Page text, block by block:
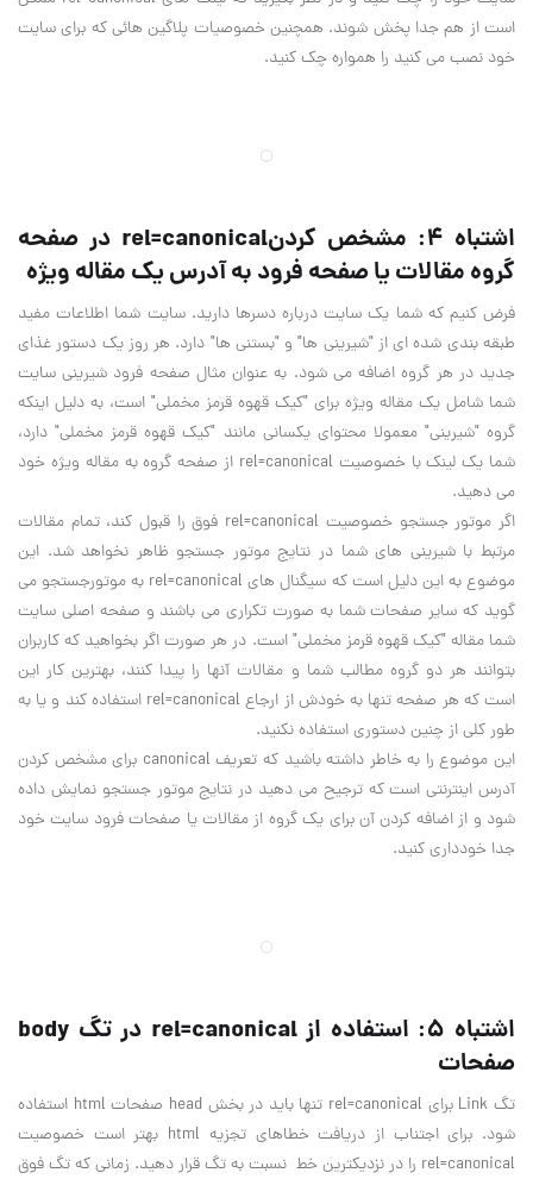
است از هم جدا پخش شوند. همچنین خصوصیات پلاگین هائی که برای سایت
خود نصب می کنید را همواره چک کنید.
اشتباه 4: مشخص کردنrel=canonical در صفحه
گروه مقالات یا صفحه فرود به آدرس یک مقاله ویژه
فرض کنیم که شما یک سایت درباره دسرها دارید. سایت شما اطلاعات مفید
طبقه بندی شده ای از "شیرینی ها" و "بستنی ها" دارد. هر روز یک دستور غذای
جدید در هر گروه اضافه می شود. به عنوان مثال صفحه فرود شیرینی سایت
شما شامل یک مقاله ویژه برای "کیک قهوه قرمز مخملی" است، به دلیل اینکه
گروه "شیرینی" معمولا محتوای یکسانی مانند "کیک قهوه قرمز مخملی" دارد،
شما یک لینک با خصوصیت rel=canonical از صفحه گروه به مقاله ویژه خود
می دهید.
اگر موتور جستجو خصوصیت rel=canonical فوق را قبول کند، تمام مقالات
مرتبط با شیرینی های شما در نتایج موتور جستجو ظاهر نخواهد شد. این
موضوع به این دلیل است که سیگنال های rel=canonical به موتورجستجو می
گوید که سایر صفحات شما به صورت تکراری می باشند و صفحه اصلی سایت
شما مقاله "کیک قهوه قرمز مخملی" است. در هر صورت اگر بخواهید که کاربران
بتوانند هر دو گروه مطالب شما و مقالات آنها را پیدا کنند، بهترین کار این
است که هر صفحه تنها به خودش از ارجاع rel=canonical استفاده کند و یا به
طور کلی از چنین دستوری استفاده نکنید.
این موضوع را به خاطر داشته باشید که تعریف canonical برای مشخص کردن
آدرس اینترنتی است که ترجیح می دهید در نتایج موتور جستجو نمایش داده
شود و از اضافه کردن آن برای یک گروه از مقالات یا صفحات فرود سایت خود
جدا خودداری کنید.
اشتباه 5: استفاده از rel=canonical در تگ body
صفحات
تگ Link برای rel=canonical تنها باید در بخش head صفحات html استفاده
شود. برای اجتناب از دریافت خطاهای تجزیه html بهتر است خصوصیت
rel=canonical را در نزدیکترین خط نسبت به تگ قرار دهید. زمانی که تگ فوق